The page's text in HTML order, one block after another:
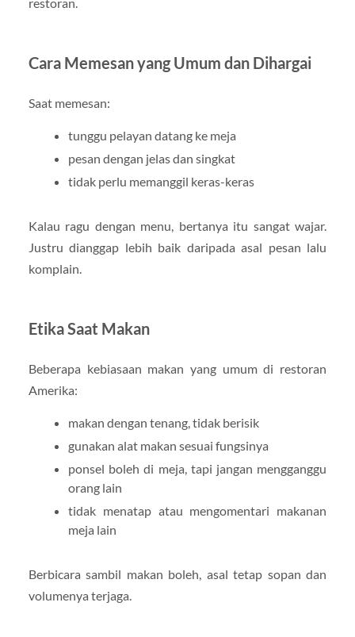
Cara Memesan yang Umum dan Dihargai
Saat memesan:
tunggu pelayan datang ke meja
pesan dengan jelas dan singkat
tidak perlu memanggil keras-keras
Kalau ragu dengan menu, bertanya itu sangat wajar.
Justru dianggap lebih baik daripada asal pesan lalu
komplain.
Etika Saat Makan
Beberapa kebiasaan makan yang umum di restoran
Amerika:
makan dengan tenang, tidak berisik
gunakan alat makan sesuai fungsinya
ponsel boleh di meja, tapi jangan mengganggu
orang lain
tidak menatap atau mengomentari makanan
meja lain
Berbicara sambil makan boleh, asal tetap sopan dan
volumenya terjaga.